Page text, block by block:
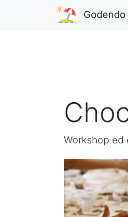
Godendo
Workshop ed